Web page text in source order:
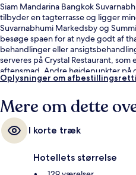
Siam Mandarina Bangkok
tilbyder en tagterrasse og ligger
Suvarnabhumi Markedsby og
besøge spaen for at nyde godt af
behandlinger eller
serveres på Crystal Restaurant,
aftensmad. Andre højdepunkter på
omfatter en udendørs pool, gratis
morgenmad.
Oplysninger om
Mere om dette
I korte træk
Hotellets størrelse